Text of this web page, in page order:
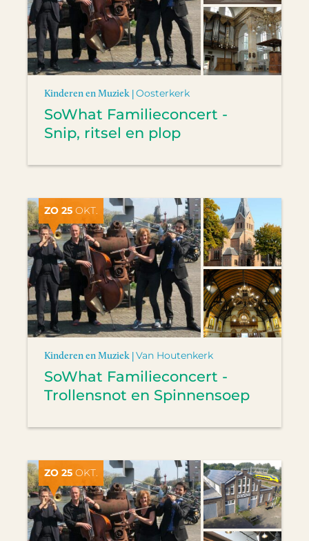
Kinderen en Muziek |Oosterkerk
SoWhat Familieconcert -
Snip, ritsel en plop
ZO 25 OKT.
Kinderen en Muziek |Van Houtenkerk
SoWhat Familieconcert -
Trollensnot en Spinnensoep
ZO 25 OKT.